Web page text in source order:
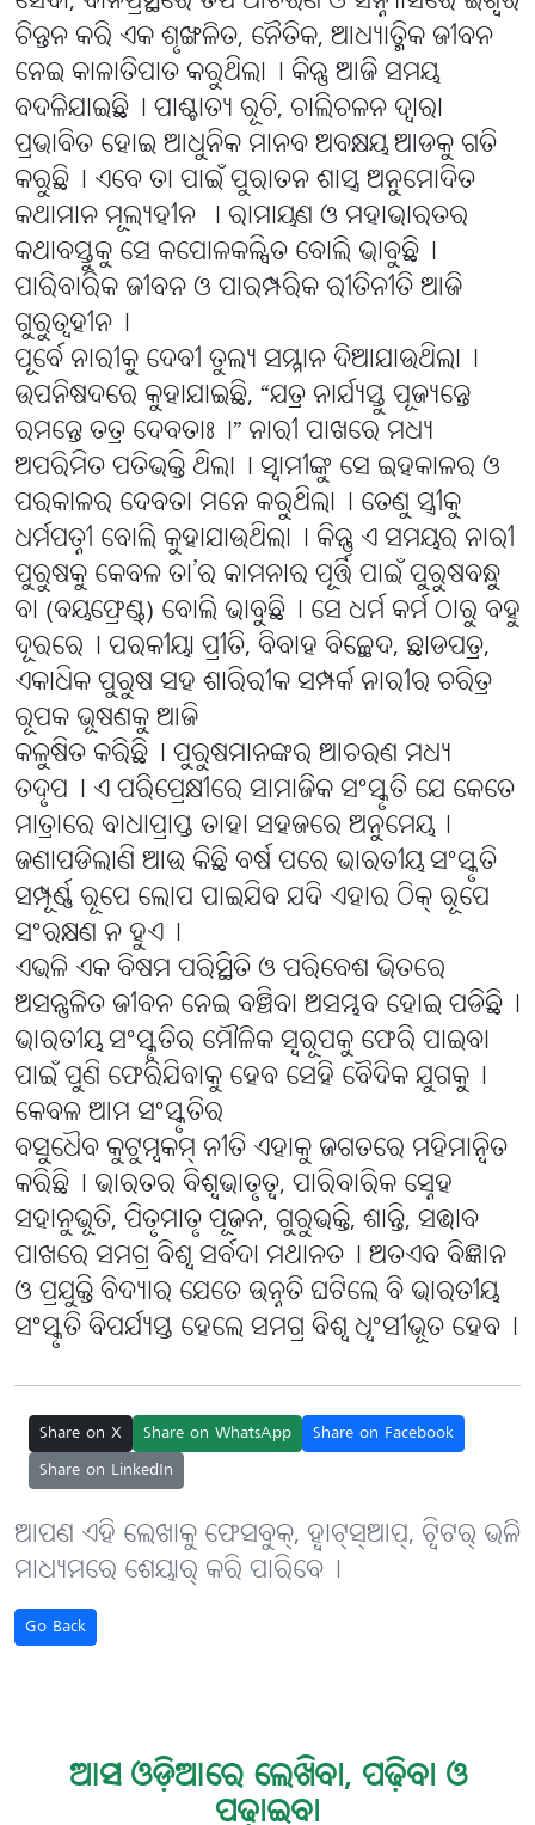
ଚିନ୍ତନ କରି ଏକ ଶୃଙ୍ଖଳିତ, ନୈତିକ, ଆଧ୍ୟାତ୍ମିକ ଜୀବନ
ନେଇ କାଳାତିପାତ କରୁଥିଲା୤ କିନ୍ତୁ ଆଜି ସମୟ
ବଦଳିଯାଇଛି୤ ପାଶ୍ଚାତ୍ୟ ରୂଚି, ଚାଲିଚଳନ ଦ୍ୱାରା
ପ୍ରଭାବିତ ହୋଇ ଆଧୁନିକ ମାନବ ଅବକ୍ଷୟ ଆଡକୁ ଗତି
କରୁଛି୤ ଏବେ ତା ପାଇଁ ପୁରାତନ ଶାସ୍ତ୍ର ଅନୁମୋଦିତ
କଥାମାନ ମୂଲ୍ୟହୀନ । ରାମାୟଣ ଓ ମହାଭାରତର
କଥାବସ୍ତୁକୁ ସେ କପୋଳକଳ୍ପିତ ବୋଲି ଭାବୁଛି୤
ପାରିବାରିକ ଜୀବନ ଓ ପାରମ୍ପରିକ ରୀତିନୀତି ଆଜି
ଗୁରୁତ୍ୱହୀନ୤
ପୂର୍ବେ ନାରୀକୁ ଦେବୀ ତୁଲ୍ୟ ସମ୍ମାନ ଦିଆଯାଉଥିଲା୤
ଉପନିଷଦରେ କୁହାଯାଇଛି, “ଯତ୍ର ନାର୍ଯ୍ୟସ୍ତୁ ପୂଜ୍ୟନ୍ତେ
ରମନ୍ତେ ତତ୍ର ଦେବତାଃ୤” ନାରୀ ପାଖରେ ମଧ୍ୟ
ଅପରିମିତ ପତିଭକ୍ତି ଥିଲା୤ ସ୍ୱାମୀଙ୍କୁ ସେ ଇହକାଳର ଓ
ପରକାଳର ଦେବତା ମନେ କରୁଥିଲା୤ ତେଣୁ ସ୍ତ୍ରୀକୁ
ଧର୍ମପତ୍ନୀ ବୋଲି କୁହାଯାଉଥିଲା୤ କିନ୍ତୁ ଏ ସମୟର ନାରୀ
ପୁରୁଷକୁ କେବଳ ତା’ର କାମନାର ପୂର୍ତ୍ତି ପାଇଁ ପୁରୁଷବନ୍ଧୁ
ବା (ବୟଫ୍ରେଣ୍ଡ୍) ବୋଲି ଭାବୁଛି୤ ସେ ଧର୍ମ କର୍ମ ଠାରୁ ବହୁ
ଦୂରରେ୤ ପରକୀୟା ପ୍ରୀତି, ବିବାହ ବିଚ୍ଛେଦ, ଛାଡପତ୍ର,
ଏକାଧିକ ପୁରୁଷ ସହ ଶାରିରୀକ ସମ୍ପର୍କ ନାରୀର ଚରିତ୍ର
ରୂପକ ଭୂଷଣକୁ ଆଜି
କଳୁଷିତ କରିଛି୤ ପୁରୁଷମାନଙ୍କର ଆଚରଣ ମଧ୍ୟ
ତଦୃପ୤ ଏ ପରିପ୍ରେକ୍ଷୀରେ ସାମାଜିକ ସଂସ୍କୃତି ଯେ କେତେ
ମାତ୍ରାରେ ବାଧାପ୍ରାପ୍ତ ତାହା ସହଜରେ ଅନୁମେୟ୤
ଜଣାପଡିଲାଣି ଆଉ କିଛି ବର୍ଷ ପରେ ଭାରତୀୟ ସଂସ୍କୃତି
ସମ୍ପୂର୍ଣ୍ଣ ରୂପେ ଲୋପ ପାଇଯିବ ଯଦି ଏହାର ଠିକ୍ ରୂପେ
ସଂରକ୍ଷଣ ନ ହୁଏ୤
ଏଭଳି ଏକ ବିଷମ ପରିସ୍ଥିତି ଓ ପରିବେଶ ଭିତରେ
ଅସନ୍ତୁଳିତ ଜୀବନ ନେଇ ବଞ୍ଚିବା ଅସମ୍ଭବ ହୋଇ ପଡିଛି୤
ଭାରତୀୟ ସଂସ୍କୃତିର ମୌଳିକ ସ୍ବରୂପକୁ ଫେରି ପାଇବା
ପାଇଁ ପୁଣି ଫେରିଯିବାକୁ ହେବ ସେହି ବୈଦିକ ଯୁଗକୁ୤
କେବଳ ଆମ ସଂସ୍କୃତିର
ବସୁଧୈବ କୁଟୁମ୍ବକମ୍ ନୀତି ଏହାକୁ ଜଗତରେ ମହିମାନ୍ବିତ
କରିଛି୤ ଭାରତର ବିଶ୍ବଭାତୃତ୍ବ, ପାରିବାରିକ ସ୍ନେହ
ସହାନୁଭୂତି, ପିତୃମାତୃ ପୂଜନ, ଗୁରୁଭକ୍ତି, ଶାନ୍ତି, ସଦ୍ଭାବ
ପାଖରେ ସମଗ୍ର ବିଶ୍ୱ ସର୍ବଦା ମଥାନତ୤ ଅତଏବ ବିଜ୍ଞାନ
ଓ ପ୍ରଯୁକ୍ତି ବିଦ୍ୟାର ଯେତେ ଉନ୍ନତି ଘଟିଲେ ବି ଭାରତୀୟ
ସଂସ୍କୃତି ବିପର୍ଯ୍ୟସ୍ତ ହେଲେ ସମଗ୍ର ବିଶ୍ୱ ଧ୍ୱଂସୀଭୂତ ହେବ୤
Share on X Share on WhatsApp
Share on Facebook
Share on LinkedIn
ଆପଣ ଏହି ଲେଖାକୁ ଫେସବୁକ୍, ହ୍ବାଟ୍‌ସ୍‌ଆପ୍, ଟ୍ବିଟର୍ ଭଳି
ମାଧ୍ୟମରେ ଶେୟାର୍ କରି ପାରିବେ୤
Go Back
ଆସ ଓଡ଼ିଆରେ ଲେଖିବା, ପଢ଼ିବା ଓ
ପଢ଼ାଇବା